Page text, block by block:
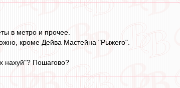
в метро и прочее.
кроме Дейва Мастейна "Рыжего".
нахуй"? Пошагово?